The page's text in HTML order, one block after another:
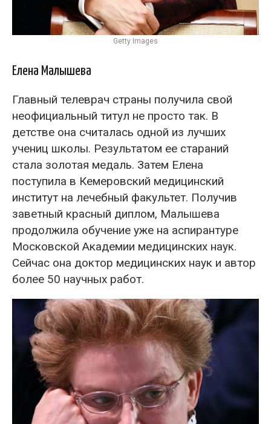
Getty Images
Елена Малышева
Главный телеврач страны получила свой
неофициальный титул не просто так. В
детстве она считалась одной из лучших
учениц школы. Результатом ее стараний
стала золотая медаль. Затем Елена
поступила в Кемеровский медицинский
институт на лечебный факультет. Получив
заветный красный диплом, Малышева
продолжила обучение уже на аспирантуре
Московской Академии медицинских наук.
Сейчас она доктор медицинских наук и автор
более 50 научных работ.